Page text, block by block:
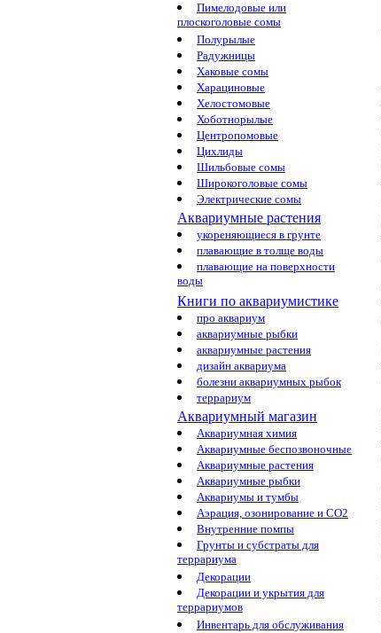
Пимелодовые или
плоскоголовые сомы
Полурылые
Радужницы
Хаковые сомы
Харациновые
Хелостомовые
Хоботнорылые
Центропомовые
Цихлиды
Шильбовые сомы
Широкоголовые сомы
Электрические сомы
Аквариумные растения
укореняющиеся в грунте
плавающие в толще воды
плавающие на поверхности
воды
Книги по аквариумистике
про аквариум
аквариумные рыбки
аквариумные растения
дизайн аквариума
болезни аквариумных рыбок
террариум
Аквариумный магазин
Аквариумная химия
Аквариумные беспозвоночные
Аквариумные растения
Аквариумные рыбки
Аквариумы и тумбы
Аэрация, озонирование и CO2
Внутренние помпы
Грунты и субстраты для
террариума
Декорации
Декорации и укрытия для
террариумов
Инвентарь для обслуживания